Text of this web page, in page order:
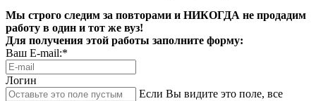
Мы строго следим за повторами и НИКОГДА не продадим
работу в один и тот же вуз!
Для получения этой работы заполните форму:
Ваш E-mail:*
Логин
Если Вы видите это поле, все